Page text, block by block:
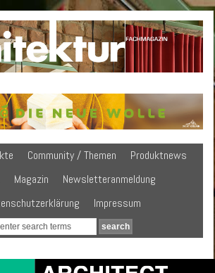
Community / Themen
Produktnews
Magazin
Newsletteranmeldung
Impressum